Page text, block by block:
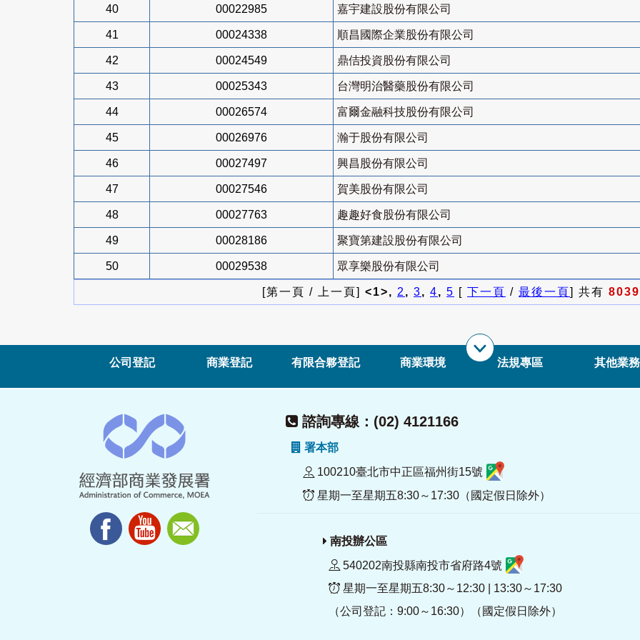
40 00022985 嘉宇建設股份有限公司
41 00024338 順昌國際企業股份有限公司
42 00024549 鼎佶投資股份有限公司
43 00025343 台灣明治醫藥股份有限公司
44 00026574 富爾金融科技股份有限公司
45 00026976 瀚于股份有限公司
46 00027497 興昌股份有限公司
47 00027546 賀美股份有限公司
48 00027763 趣趣好食股份有限公司
49 00028186 聚寶第建設股份有限公司
50 00029538 眾享樂股份有限公司
[第一頁 / 上一頁] <1>, 2, 3, 4, 5 [ 下一頁 / 最後一頁] 共有 8039
公司登記 商業登記 有限合夥登記 商業環境 法規專區 其他業務
諮詢專線：(02) 4121166
署本部
100210臺北市中正區福州街15號
星期一至星期五8:30～17:30（國定假日除外）
南投辦公區
540202南投縣南投市省府路4號
星期一至星期五8:30～12:30 | 13:30～17:30
（公司登記：9:00～16:30）（國定假日除外）